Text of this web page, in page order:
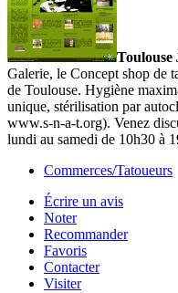
Toulouse
Galerie, le Concept shop de
de Toulouse. Hygiène
unique, stérilisation par
www.s-n-a-t.org). Venez
lundi au samedi de 10h30 à
Commerces/Tatoueurs
Écrire un avis
Noter
Recommander
Favoris
Contacter
Visiter